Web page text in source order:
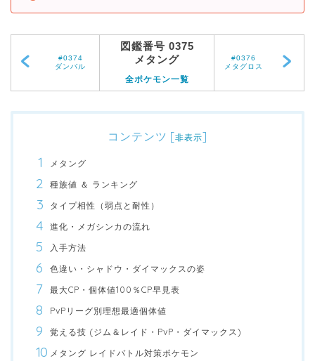
#0374
ダンバル
図鑑番号 0375
メタング
全ポケモン一覧
#0376
メタグロス
コンテンツ [非表示]
メタング
種族値 ＆ ランキング
タイプ相性（弱点と耐性）
進化・メガシンカの流れ
入手方法
色違い・シャドウ・ダイマックスの姿
最大CP・個体値100％CP早見表
PvPリーグ別理想最適個体値
覚える技 (ジム＆レイド・PvP・ダイマックス)
メタング レイドバトル対策ポケモン